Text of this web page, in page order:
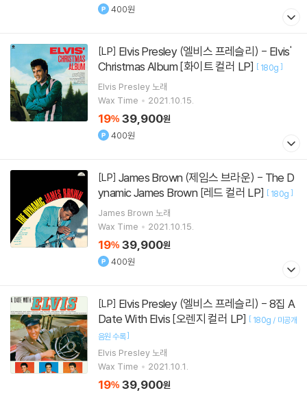
400원
[LP]
Christmas Album [화이트 컬러 LP] [ 180g ]
Elvis Presley 노래
Wax Time
2021.10.15.
19% 39,900원
400원
[LP]
ynamic James Brown [레드 컬러 LP] [ 180g ]
James Brown 노래
Wax Time
2021.10.15.
19% 39,900원
400원
[LP]
Date With Elvis [오렌지 컬러 LP] [ 180g / 미공개
음원 수록]
Elvis Presley 노래
Wax Time
2021.10.1.
19% 39,900원